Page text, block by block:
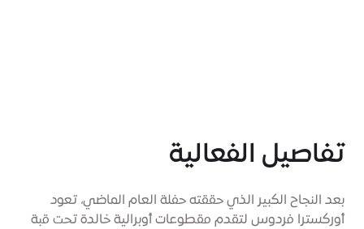
تفاصيل الفعالية
بعد النجاح الكبير الذي حققته حفلة العام الماضي، تعود
أوركسترا فردوس لتقدم مقطوعات أوبرالية خالدة تحت قبة